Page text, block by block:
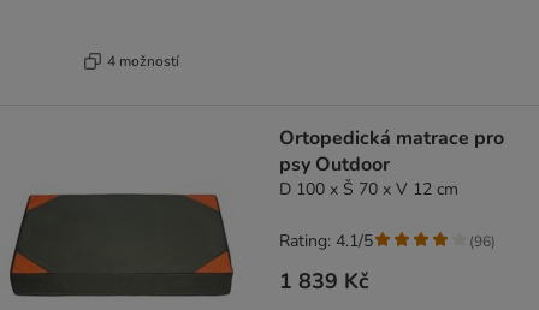
4 možností
Ortopedická matrace pro
psy Outdoor
D 100 x Š 70 x V 12 cm
1 839 Kč
Rating: 4.1/5 (96)